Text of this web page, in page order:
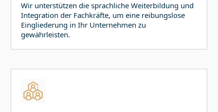
Wir unterstützen die sprachliche Weiterbildung und
Integration der Fachkräfte, um eine reibungslose
Eingliederung in Ihr Unternehmen zu
gewährleisten.